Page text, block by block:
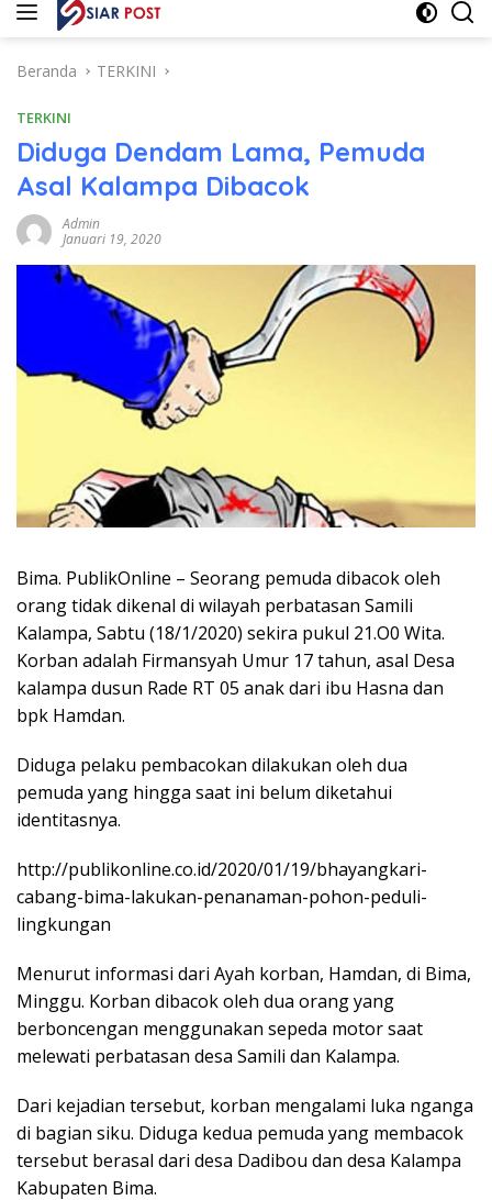
konten
Beranda TERKINI
TERKINI
Diduga Dendam Lama, Pemuda
Asal Kalampa Dibacok
Admin
Januari 19, 2020
Bima. PublikOnline – Seorang pemuda dibacok oleh
orang tidak dikenal di wilayah perbatasan Samili
Kalampa, Sabtu (18/1/2020) sekira pukul 21.O0 Wita.
Korban adalah Firmansyah Umur 17 tahun, asal Desa
kalampa dusun Rade RT 05 anak dari ibu Hasna dan
bpk Hamdan.
Diduga pelaku pembacokan dilakukan oleh dua
pemuda yang hingga saat ini belum diketahui
identitasnya.
http://publikonline.co.id/2020/01/19/bhayangkari-
cabang-bima-lakukan-penanaman-pohon-peduli-
lingkungan
Menurut informasi dari Ayah korban, Hamdan, di Bima,
Minggu. Korban dibacok oleh dua orang yang
berboncengan menggunakan sepeda motor saat
melewati perbatasan desa Samili dan Kalampa.
Dari kejadian tersebut, korban mengalami luka nganga
di bagian siku. Diduga kedua pemuda yang membacok
tersebut berasal dari desa Dadibou dan desa Kalampa
Kabupaten Bima.